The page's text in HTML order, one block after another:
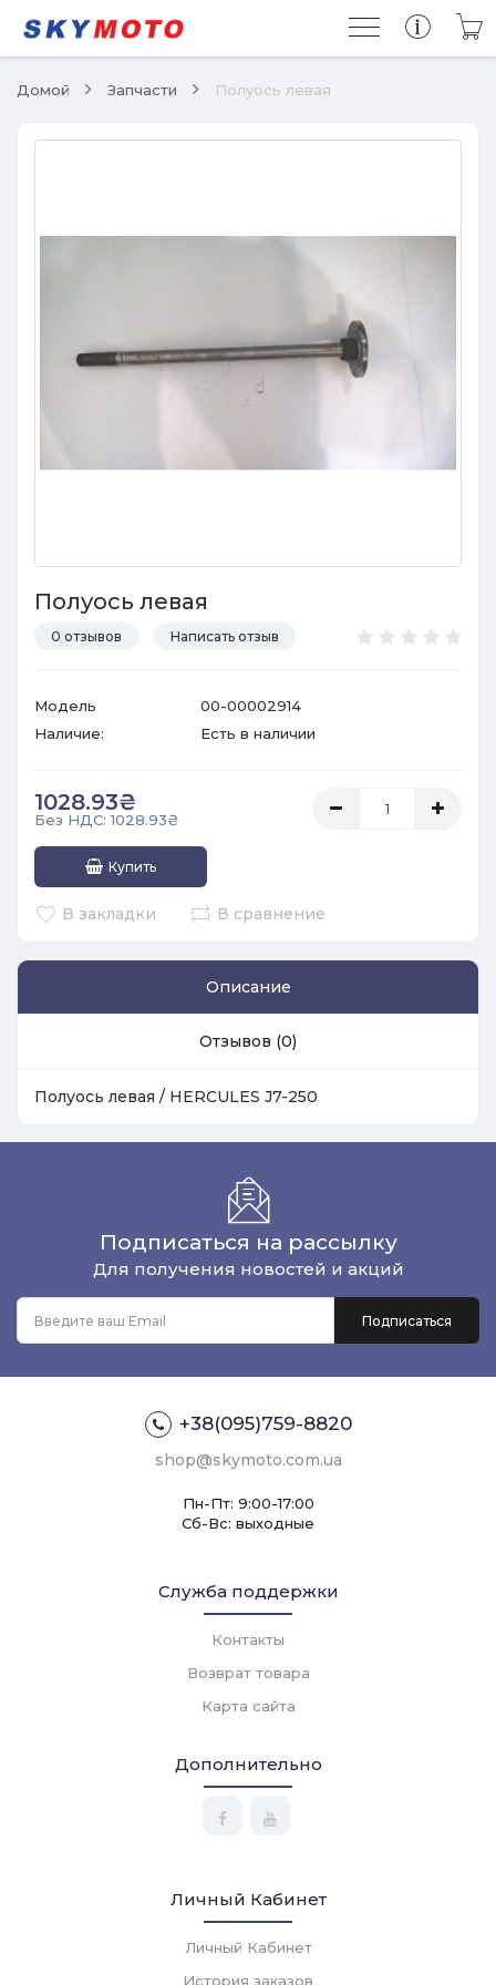
Домой Запчасти Полуось левая
Полуось левая
0 отзывов Написать отзыв
Модель
00-00002914
Наличие:
Есть в наличии
1028.93₴
Без НДС: 1028.93₴
Купить
В закладки В сравнение
Описание
Отзывов (0)
Полуось левая / HERCULES J7-250
Подписаться на рассылку
Для получения новостей и акций
+38(095)759-8820
shop@skymoto.com.ua
Пн-Пт: 9:00-17:00
Сб-Вс: выходные
Служба поддержки
Контакты
Возврат товара
Карта сайта
Дополнительно
Личный Кабинет
Личный Кабинет
История заказов